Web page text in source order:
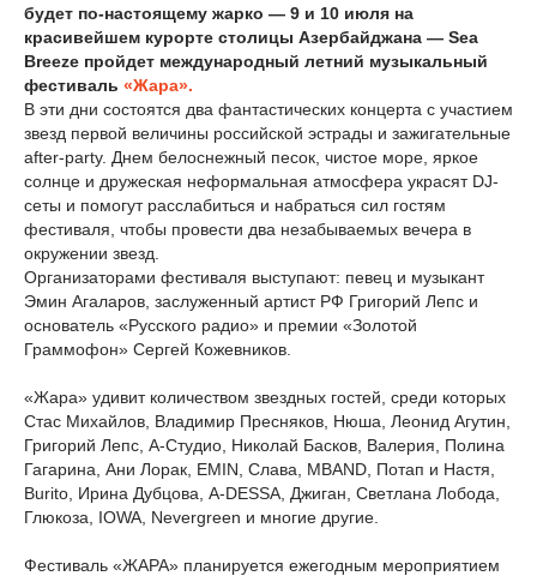
будет по-настоящему жарко — 9 и 10 июля на
красивейшем курорте столицы Азербайджана — Sea
Breeze пройдет международный летний музыкальный
фестиваль «Жара».
В эти дни состоятся два фантастических концерта с участием
звезд первой величины российской эстрады и зажигательные
after-party. Днем белоснежный песок, чистое море, яркое
солнце и дружеская неформальная атмосфера украсят DJ-
сеты и помогут расслабиться и набраться сил гостям
фестиваля, чтобы провести два незабываемых вечера в
окружении звезд.
Организаторами фестиваля выступают: певец и музыкант
Эмин Агаларов, заслуженный артист РФ Григорий Лепс и
основатель «Русского радио» и премии «Золотой
Граммофон» Сергей Кожевников.
«Жара» удивит количеством звездных гостей, среди которых
Стас Михайлов, Владимир Пресняков, Нюша, Леонид Агутин,
Григорий Лепс, А-Студио, Николай Басков, Валерия, Полина
Гагарина, Ани Лорак, EMIN, Слава, MBAND, Потап и Настя,
Burito, Ирина Дубцова, A-DESSA, Джиган, Светлана Лобода,
Глюкоза, IOWA, Nevergreen и многие другие.
Фестиваль «ЖАРА» планируется ежегодным мероприятием